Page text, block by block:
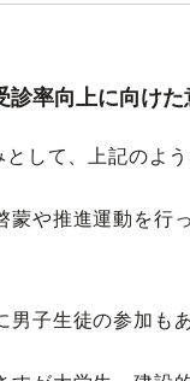
診率向上に向け
して、上記のよ
蒙や推進運動を行
子生徒の参加も